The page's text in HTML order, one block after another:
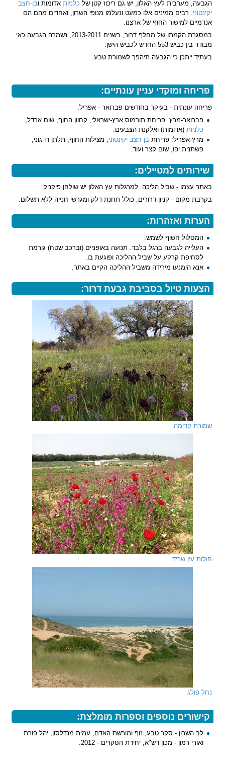
הגבעה, מערבית לעץ האלון, יש גם ריכוז קטן של כלניות אדומות ובן-חצב
יקינטוני . רבים ממינים אלו כמעט ונעלמו מנופי השרון, ואחדים מהם הם
אנדמיים למישור החוף של ארצנו.
במסגרת הקמתו של מחלף דרור, בשנים 2013-2011, נשמרה הגבעה כאי
מבודד בין כביש 553 החדש לכביש הישן.
בעתיד ייתכן כי הגבעה תיהפך לשמורת טבע.
פריחה ומוקדי עניין עונתיים:
פריחה עונתית - בעיקר בחודשים פברואר - אפריל.
פברואר-מרץ: פריחת תורמוס ארץ-ישראלי, קחוון החוף, שום ארדל,
כלניות (אדומות) ואלקנת הצבעים.
מרץ-אפריל: פריחתבן-חצב יקינטוני, מצילות החוף, תלתן דו-גוני,
פשתנית יפו, שום קצר ועוד.
שירותים למטיילים:
באתר עצמו - שביל הליכה. למרגלות עץ האלון יש שולחן פיקניק.
בקרבת מקום - קניון דרורים, כולל תחנת דלק ומגרשי חנייה ללא תשלום.
הערות ואזהרות:
המסלול חשוף לשמש.
העלייה לגבעה ברגל בלבד. תנועה באופניים (וברכב שטח) גורמת
לסחיפת קרקע על שביל ההליכה ופוגעת בו.
אנא הימנעו מירידה משביל ההליכה הקיים באתר.
הצעות טיול בסביבת גבעת דרור:
שמורת קדימה
חולות עין שריד
נחל פולג
קישורים נוספים וספרות מומלצת:
לב השרון - סקר טבע, נוף ומורשת האדם, עמית מנדלסון, יהל פורת
ואורי רמון - מכון דש"א, יחידת הסקרים - 2012.